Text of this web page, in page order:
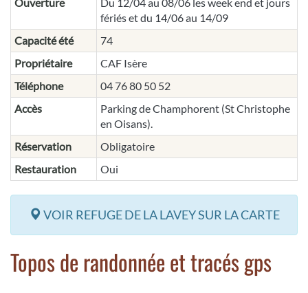
fériés et du 14/06 au 14/09
Capacité été
74
Propriétaire
CAF Isère
Téléphone
04 76 80 50 52
Accès
Parking de Champhorent (St Christophe
en Oisans).
Réservation
Obligatoire
Restauration
Oui
VOIR REFUGE DE LA LAVEY SUR LA CARTE
Topos de randonnée et tracés gps